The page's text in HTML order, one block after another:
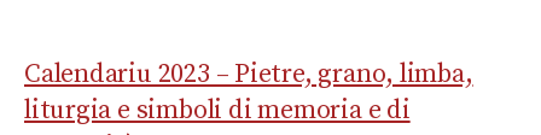
Calendariu 2023 – Pietre, grano, limba,
liturgia e simboli di memoria e di